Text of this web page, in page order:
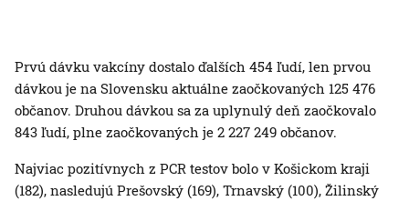
Prvú dávku vakcíny dostalo ďalších 454 ľudí, len prvou
dávkou je na Slovensku aktuálne zaočkovaných 125 476
občanov. Druhou dávkou sa za uplynulý deň zaočkovalo
843 ľudí, plne zaočkovaných je 2 227 249 občanov.
Najviac pozitívnych z PCR testov bolo v Košickom kraji
(182), nasledujú Prešovský (169), Trnavský (100), Žilinský